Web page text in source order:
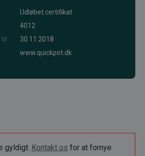
Udløbet certifikat
4012
30.11.2018
www.quickpot.dk
gyldigt. Kontakt os for at fornye